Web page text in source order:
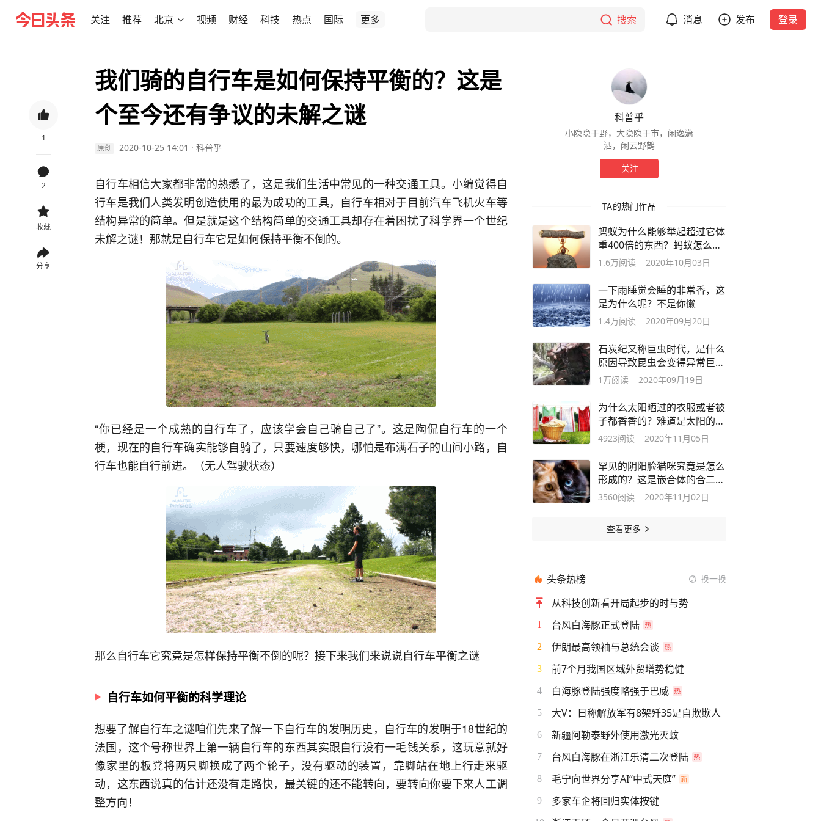
关注 推荐 北京 视频 财经 科技 热点 国际 更多 搜索 消息 发布 登录
1
2
收藏
分享
我们骑的自行车是如何保持平衡的？这是
个至今还有争议的未解之谜
原创 2020-10-25 14:01 · 科普乎
自行车相信大家都非常的熟悉了，这是我们生活中常见的一种交通工具。小编觉得自
行车是我们人类发明创造使用的最为成功的工具，自行车相对于目前汽车飞机火车等
结构异常的简单。但是就是这个结构简单的交通工具却存在着困扰了科学界一个世纪
未解之谜！那就是自行车它是如何保持平衡不倒的。
“你已经是一个成熟的自行车了，应该学会自己骑自己了”。这是陶侃自行车的一个
梗，现在的自行车确实能够自骑了，只要速度够快，哪怕是布满石子的山间小路，自
行车也能自行前进。（无人驾驶状态）
那么自行车它究竟是怎样保持平衡不倒的呢？接下来我们来说说自行车平衡之谜
自行车如何平衡的科学理论
想要了解自行车之谜咱们先来了解一下自行车的发明历史，自行车的发明于18世纪的
法国，这个号称世界上第一辆自行车的东西其实跟自行没有一毛钱关系，这玩意就好
像家里的板凳将两只脚换成了两个轮子，没有驱动的装置，靠脚站在地上行走来驱
动，这东西说真的估计还没有走路快，最关键的还不能转向，要转向你要下来人工调
整方向！
科普乎
小隐隐于野，大隐隐于市，闲逸潇
洒，闲云野鹤
关注
TA的热门作品
蚂蚁为什么能够举起超过它体
重400倍的东西？蚂蚁怎么这
么厉害
1.6万阅读 2020年10月03日
一下雨睡觉会睡的非常香，这
是为什么呢？不是你懒
1.4万阅读 2020年09月20日
石炭纪又称巨虫时代，是什么
原因导致昆虫会变得异常巨大
呢？
1万阅读 2020年09月19日
为什么太阳晒过的衣服或者被
子都香香的？难道是太阳的香
气？
4923阅读 2020年11月05日
罕见的阴阳脸猫咪究竟是怎么
形成的？这是嵌合体的合二为
一的结果
3560阅读 2020年11月02日
查看更多
头条热榜 换一换
从科技创新看开局起步的时与势
1 台风白海豚正式登陆
2 伊朗最高领袖与总统会谈
3 前7个月我国区域外贸增势稳健
4 白海豚登陆强度略强于巴威
5 大V：日称解放军有8架歼35是自欺欺人
6 新疆阿勒泰野外使用激光灭蚊
7 台风白海豚在浙江乐清二次登陆
8 毛宁向世界分享AI“中式天庭”
9 多家车企将回归实体按键